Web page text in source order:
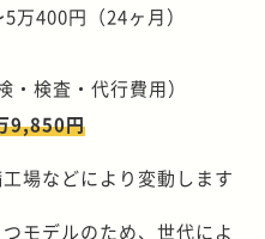
万400円（24ヶ月）
検査・代行費用）
9,850円
場などにより変動します
モデルのため、世代によ